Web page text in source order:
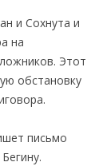
и Сохнута и
на
Этот
обстановку
письмо